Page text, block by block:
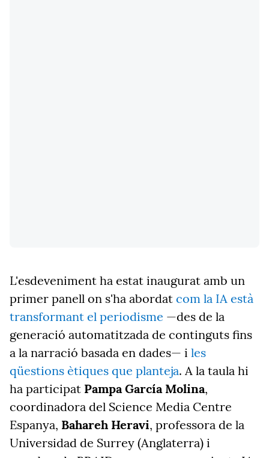
L'esdeveniment ha estat inaugurat amb un
primer panell on s'ha abordat com la IA està
transformant el periodisme —des de la
generació automatitzada de continguts fins
a la narració basada en dades— i les
qüestions ètiques que planteja. A la taula hi
ha participat Pampa García Molina,
coordinadora del Science Media Centre
Espanya, Bahareh Heravi, professora de la
Universidad de Surrey (Anglaterra) i